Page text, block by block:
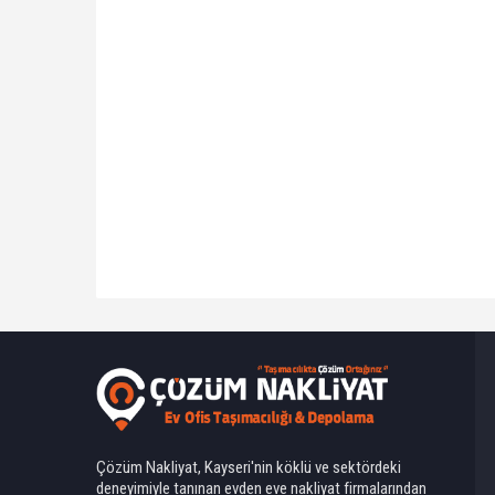
Çözüm Nakliyat, Kayseri'nin köklü ve sektördeki
deneyimiyle tanınan evden eve nakliyat firmalarından
Ahmet Yılmaz